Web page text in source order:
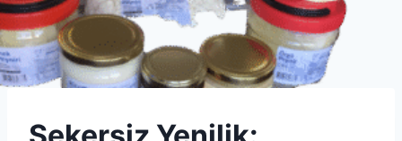
INGREDIENTS